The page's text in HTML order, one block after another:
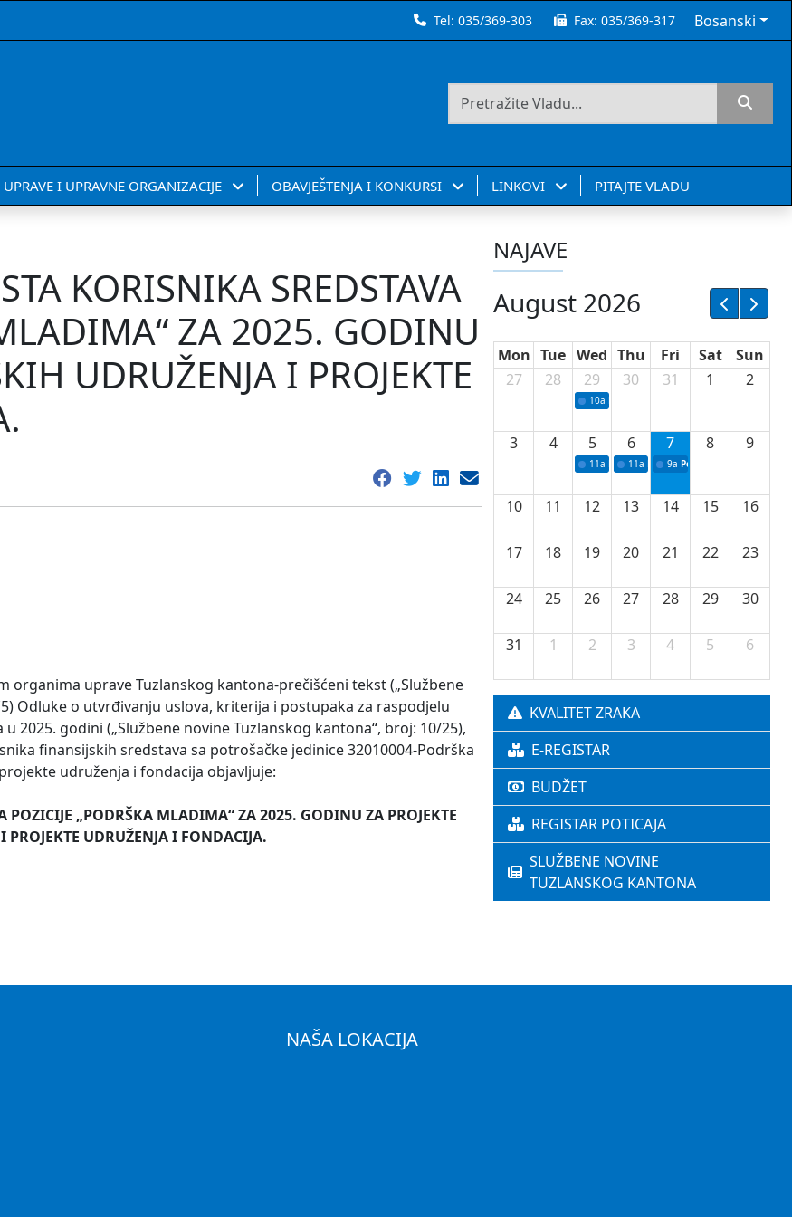
Tel:035/369-303 Fax:035/369-317 Bosanski
UPRAVE I UPRAVNE ORGANIZACIJE OBAVJEŠTENJA I KONKURSI LINKOVI PITAJTE VLADU
KORISNIKA SREDSTAVA
ZA 2025. GODINU
UDRUŽENJA I PROJEKTE
organima uprave Tuzlanskog kantona-prečišćeni tekst („Službene
Odluke o utvrđivanju uslova, kriterija i postupaka za raspodjelu
2025. godini („Službene novine Tuzlanskog kantona“, broj: 10/25),
finansijskih sredstava sa potrošačke jedinice 32010004-Podrška
udruženja i fondacija objavljuje:
„PODRŠKA MLADIMA“ ZA 2025. GODINU ZA PROJEKTE
UDRUŽENJA I FONDACIJA.
NAJAVE
August 2026
Mon Tue Wed Thu Fri Sat
Sun
27
28 29
10a Potpisivanje ugovora sa neprofitnim
30 31 1 2
3 4 5
11a Potpisivanje ugovora o stipendijama
6
11a Podrška razvoju vodne
7
9a Početak izgradnje nove
8 9
10 11 12 13 14 15 16
17 18 19 20 21 22 23
24 25 26 27 28 29 30
31 1 2 3 4 5 6
KVALITET ZRAKA
E-REGISTAR
BUDŽET
REGISTAR POTICAJA
SLUŽBENE NOVINE
TUZLANSKOG KANTONA
NAŠA LOKACIJA